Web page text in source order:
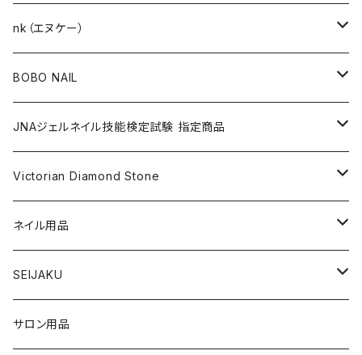
KITS（キット）
ACRYLIC（アクリル）
ACRYLIC POWDER（アクリルパウダー）
NAIL LIQUID（ネイルリキッド）
DIP & COLOR ACRYLIC POWDERS
DIP AND COLOR ACRYLIC POWDERS
KITS（キット）
GEL（ジェル）
SYNERGY GEL（シナジージェル）
PRECISION GEL APPLICATORS
ACCESSORIES（アクセサリー）
E-FILE & BITS（電子ファイルとビット）
DUST COLLECTOR（集塵機）
NAIL POLISH（ネイルポリッシュ）
YN NAIL POLISH（ネイルポリッシュ）
NAIL ART（ネイルアート）
GEL NAIL
nana kara [3g] （ナナカラ）
nana kara petit [1g] （ナナカラ プチ）
トップジェル
フィルインジェル
NAIL ART
ネイルパーツ
ネイルストーンパーツ
NAIL TIPS
NAIL TOOL
ブラシ
ネイルファイル
NAIL PREPS
LED/UVライト
nk（エヌケー）
GEL NAIL
3Dジェル
ベースジェル
NAIL ART
ネイルパーツ
パウダー
NAIL TOOL
フットファイル
NAIL PREPS
BOBO NAIL
セット
単品
JNAジェルネイル技能検定試験 指定商品
クリアジェル
カラージェル 赤指定色
Victorian Diamond Stone
50粒入り
1,440粒入り（大容量）
スノーフレイクシリーズ
ネイル用品
コリンスキー アクリルブラシ
浦和工業・ウラワ（URAWA）
SEIJAKU
SHIRT
サロン用品